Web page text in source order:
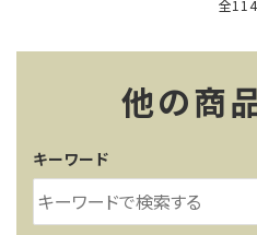
全
他の商
キーワード